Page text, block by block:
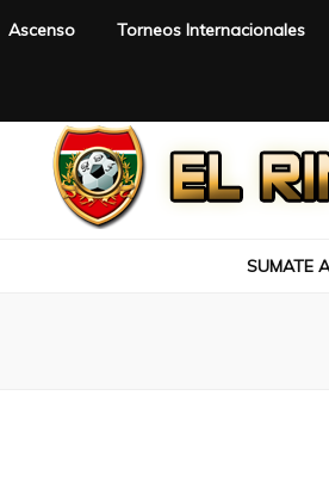
Ascenso Torneos Internacionales
SUMATE